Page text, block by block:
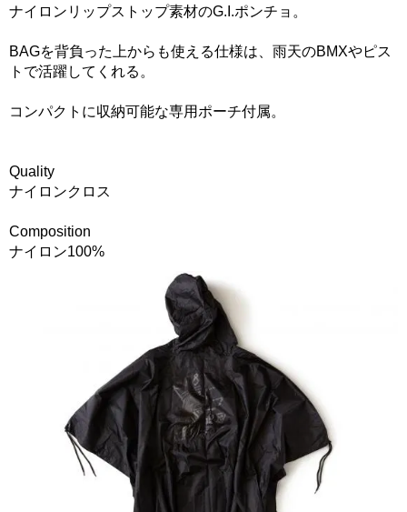
ナイロンリップストップ素材のG.I.ポンチョ。
BAGを背負った上からも使える仕様は、雨天のBMXやピス
トで活躍してくれる。
コンパクトに収納可能な専用ポーチ付属。
Quality
ナイロンクロス
Composition
ナイロン100%